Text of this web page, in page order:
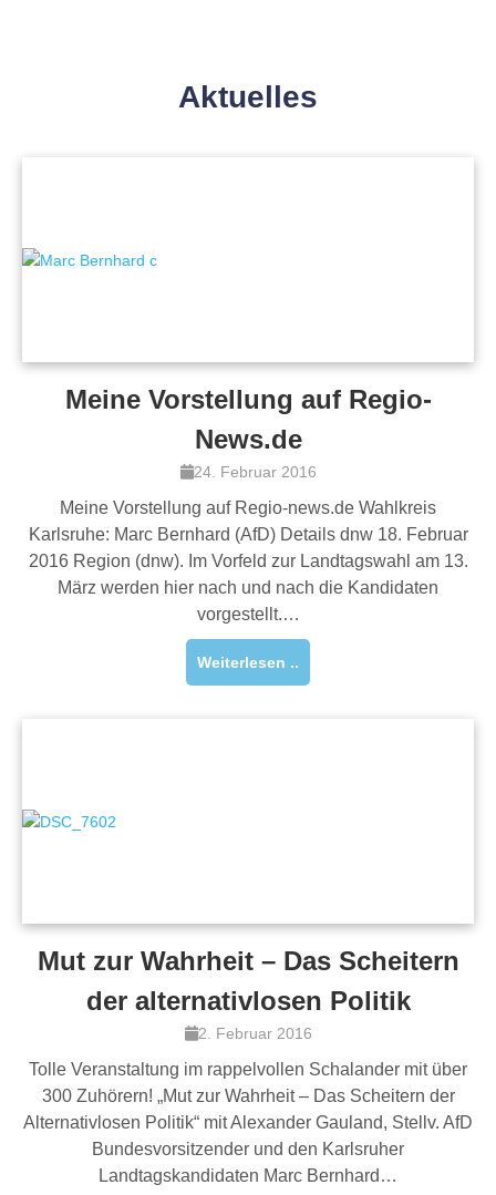
Aktuelles
Meine Vorstellung auf Regio-
News.de
24. Februar 2016
Meine Vorstellung auf Regio-news.de Wahlkreis
Karlsruhe: Marc Bernhard (AfD) Details dnw 18. Februar
2016 Region (dnw). Im Vorfeld zur Landtagswahl am 13.
März werden hier nach und nach die Kandidaten
vorgestellt.…
Weiterlesen ..
Mut zur Wahrheit – Das Scheitern
der alternativlosen Politik
2. Februar 2016
Tolle Veranstaltung im rappelvollen Schalander mit über
300 Zuhörern! „Mut zur Wahrheit – Das Scheitern der
Alternativlosen Politik“ mit Alexander Gauland, Stellv. AfD
Bundesvorsitzender und den Karlsruher
Landtagskandidaten Marc Bernhard…